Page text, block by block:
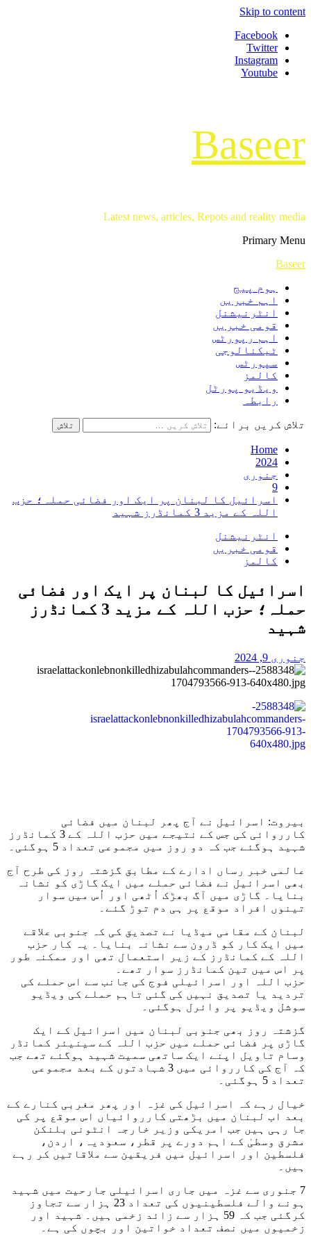
Skip to content
Facebook
Twitter
Instagram
Youtube
Baseer
Latest news, articles, Repots and reality media
Primary Menu
Baseer
ہوم پیج
اہم خبریں
انٹرنیشنل
قومی خبریں
اہم رپورٹس
ٹیکنالوجی
سپورٹس
کالمز
ویڈیو پورٹل
رابطہ
تلاش کریں برائے:
Home
2024
جنوری
9
اسرائیل کا لبنان پر ایک اور فضائی حملہ؛ حزب
اللہ کے مزید 3 کمانڈرز شہید
انٹرنیشنل
قومی خبریں
کالمز
اسرائیل کا لبنان پر ایک اور فضائی
حملہ؛ حزب اللہ کے مزید 3 کمانڈرز
شہید
جنوری 9, 2024
بیروت: اسرائیل نے آج پھر لبنان میں فضائی
کارروائی کی جس کے نتیجے میں حزب اللہ کے 3 کمانڈرز
شہید ہوگئے جب کہ دو روز میں مجموعی تعداد 5 ہوگئی۔
عالمی خبر رساں ادارے کے مطابق گزشتہ روز کی طرح آج
بھی اسرائیل نے فضائی حملے میں ایک گاڑی کو نشانہ
بنایا۔ گاڑی میں آگ بھڑک اُٹھی اور اُس میں سوار
تینوں افراد موقع پر ہی دم توڑ گئے۔
لبنان کے مقامی میڈیا نے تصدیق کی کہ جنوبی علاقے
میں ایک کار کو ڈرون سے نشانہ بنایا۔ یہ کار حزب
اللہ کے کمانڈرز کے زیر استعمال تھی اور ممکنہ طور
پر اس میں تین کمانڈرز سوار تھے۔
حزب اللہ اور اسرائیلی فوج کی جانب سے اس حملے کی
تردید یا تصدیق نہیں کی گئی تاہم حملے کی ویڈیو
سوشل ویڈیو پر وائرل ہوگئی۔
گزشتہ روز بھی جنوبی لبنان میں اسرائیل کے ایک
گاڑی پر فضائی حملے میں حزب اللہ کے سینیئر کمانڈر
وسام تاویل اپنے ایک ساتھی سمیت شہید ہوگئے تھے جب
کہ آج کی کارروائی میں 3 شہادتوں کے بعد مجموعی
تعداد 5 ہوگئی۔
خیال رہے کہ اسرائیل کی غزہ اور پھر مغربی کنارے کے
بعد اب لبنان میں بڑھتی کارروائیاں اس موقع پر کی
جا رہی ہیں جب امریکی وزیر خارجہ انٹونی بلنکن
مشرق وسطیٰ کے اہم دورے پر قطر، سعودیہ، اردن،
فلسطین اور اسرائیل میں فریقین سے ملاقاتیں کر رہے
ہیں۔
7 جنوری سے غزہ میں جاری اسرائیلی جارحیت میں شہید
ہونے والے فلسطینیوں کی تعداد 23 ہزار سے تجاوز
کرگئی جب کہ 59 ہزار سے زائد زخمی ہیں۔ شہید اور
زخمیوں میں نصف تعداد خواتین اور بچوں کی ہے۔